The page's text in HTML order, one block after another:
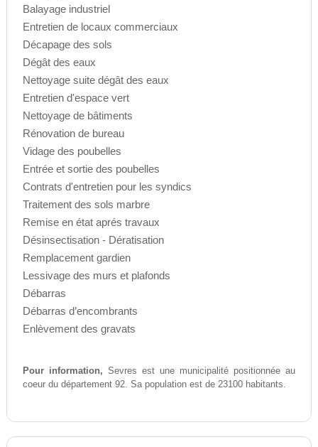
Balayage industriel
Entretien de locaux commerciaux
Décapage des sols
Dégât des eaux
Nettoyage suite dégât des eaux
Entretien d'espace vert
Nettoyage de bâtiments
Rénovation de bureau
Vidage des poubelles
Entrée et sortie des poubelles
Contrats d'entretien pour les syndics
Traitement des sols marbre
Remise en état aprés travaux
Désinsectisation - Dératisation
Remplacement gardien
Lessivage des murs et plafonds
Débarras
Débarras d’encombrants
Enlèvement des gravats
Pour information, Sevres est une municipalité positionnée au
coeur du département 92. Sa population est de 23100 habitants.